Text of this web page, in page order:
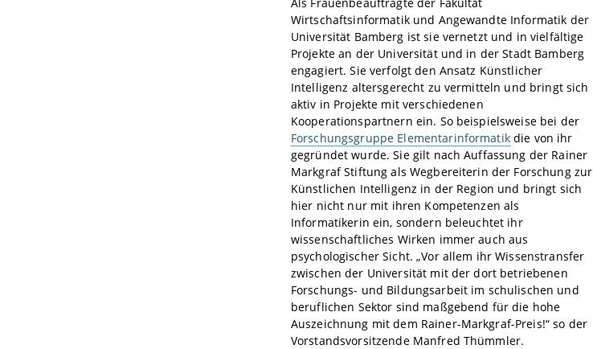
Wirtschaftsinformatik und Angewandte Informatik der
Universität Bamberg ist sie vernetzt und in vielfältige
Projekte an der Universität und in der Stadt Bamberg
engagiert. Sie verfolgt den Ansatz Künstlicher
Intelligenz altersgerecht zu vermitteln und bringt sich
aktiv in Projekte mit verschiedenen
Kooperationspartnern ein. So beispielsweise bei der
Forschungsgruppe Elementarinformatikdie von ihr
gegründet wurde. Sie gilt nach Auffassung der Rainer
Markgraf Stiftung als Wegbereiterin der Forschung zur
Künstlichen Intelligenz in der Region und bringt sich
hier nicht nur mit ihren Kompetenzen als
Informatikerin ein, sondern beleuchtet ihr
wissenschaftliches Wirken immer auch aus
psychologischer Sicht. „Vor allem ihr Wissenstransfer
zwischen der Universität mit der dort betriebenen
Forschungs- und Bildungsarbeit im schulischen und
beruflichen Sektor sind maßgebend für die hohe
Auszeichnung mit dem Rainer-Markgraf-Preis!“ so der
Vorstandsvorsitzende Manfred Thümmler.